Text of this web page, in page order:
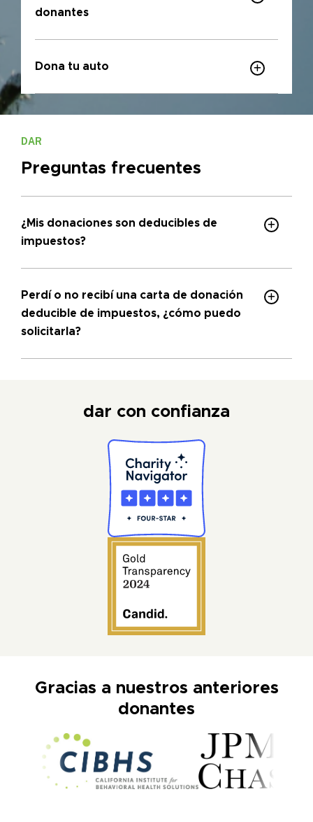
donantes
Dona tu auto
DAR
Preguntas frecuentes
¿Mis donaciones son deducibles de
impuestos?
Perdí o no recibí una carta de donación
deducible de impuestos, ¿cómo puedo
solicitarla?
dar con confianza
Gracias a nuestros anteriores
donantes